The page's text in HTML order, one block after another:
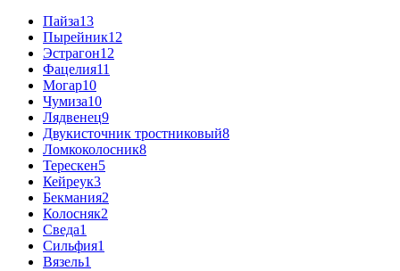
Пайза13
Пырейник12
Эстрагон12
Фацелия11
Могар10
Чумиза10
Лядвенец9
Двукисточник тростниковый8
Ломкоколосник8
Терескен5
Кейреук3
Бекмания2
Колосняк2
Сведа1
Сильфия1
Вязель1